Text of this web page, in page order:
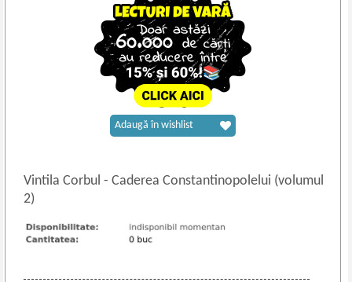
Vintila Corbul- Caderea Constantinopolelui (volumul
2)
Adaugă în wishlist